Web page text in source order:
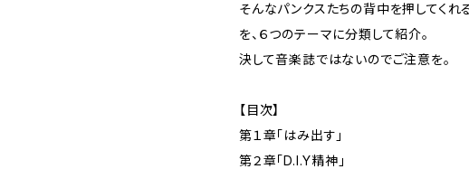
そんなパンクスたちの背中を押してく
を、６つのテーマに分類して紹介。
決して音楽誌ではないのでご注意を。
【目次】
第１章「はみ出す」
第２章「D.I.Y精神」